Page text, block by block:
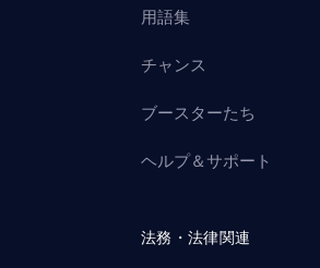
用語集
チャンス
ブースターたち
ヘルプ＆サポート
法務・法律関連